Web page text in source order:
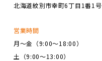
北海道紋別市幸町6丁目1番1号
営業時間
月～金（9:00～18:00）
土（9:00～13:00）